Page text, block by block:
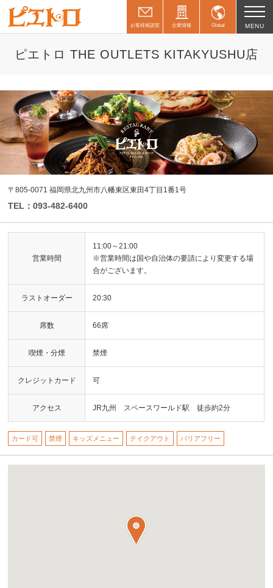
お客様相談室 企業情報 Global MENU
ピエトロ THE OUTLETS KITAKYUSHU店
〒805-0071 福岡県北九州市八幡東区東田4丁目1番1号
TEL：093-482-6400
営業時間
11:00～21:00
※営業時間は国や自治体の要請により変更する場
合がございます。
ラストオーダー 20:30
席数 66席
喫煙・分煙 禁煙
クレジットカード 可
アクセス JR九州 スペースワールド駅 徒歩約2分
カード可 禁煙 キッズメニュー テイクアウト バリアフリー